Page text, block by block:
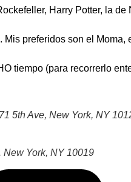
Harry Potter, la
Mis preferidos son el
tiempo (para recorrerlo
5th Ave, New York, NY
New York, NY 10019